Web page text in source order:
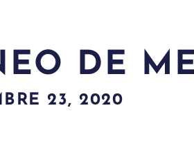
DE
23, 2020